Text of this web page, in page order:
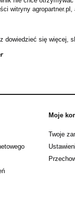
witryny
dowiedzieć się więcej,
Moje
Twoje